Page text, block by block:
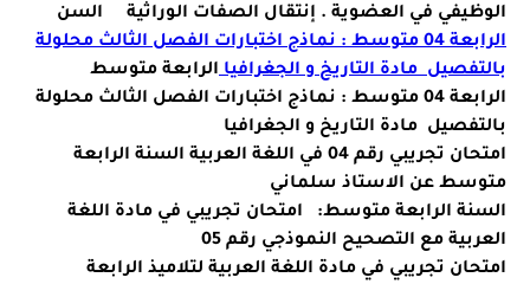
الوظيفي في العضوية . إنتقال الصفات الوراثية السن
الرابعة 04 متوسط : نماذج اختبارات الفصل الثالث محلولة
بالتفصيل مادة التاريخ و الجغرافيا الرابعة متوسط
الرابعة 04 متوسط : نماذج اختبارات الفصل الثالث محلولة
بالتفصيل مادة التاريخ و الجغرافيا
امتحان تجريبي رقم 04 في اللغة العربية السنة الرابعة
متوسط عن الاستاذ سلماني
السنة الرابعة متوسط: امتحان تجريبي في مادة اللغة
العربية مع التصحيح النموذجي رقم 05
امتحان تجريبي في مادة اللغة العربية لتلاميذ الرابعة